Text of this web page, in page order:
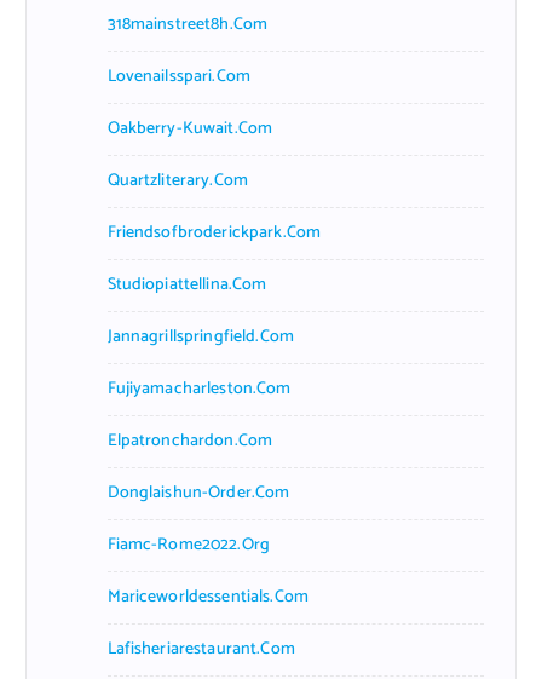
318mainstreet8h.com
Lovenailsspari.com
Oakberry-Kuwait.com
Quartzliterary.com
Friendsofbroderickpark.com
Studiopiattellina.com
Jannagrillspringfield.com
Fujiyamacharleston.com
Elpatronchardon.com
Donglaishun-Order.com
Fiamc-Rome2022.org
Mariceworldessentials.com
Lafisheriarestaurant.com